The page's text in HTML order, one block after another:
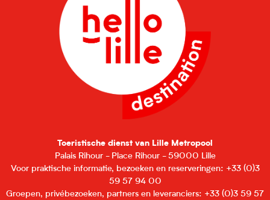
Toeristische dienst van Lille Metropool
Palais Rihour - Place Rihour - 59000 Lille
Voor praktische informatie, bezoeken en reserveringen: +33 (0)3
59 57 94 00
Groepen, privébezoeken, partners en leveranciers: +33 (0)3 59 57